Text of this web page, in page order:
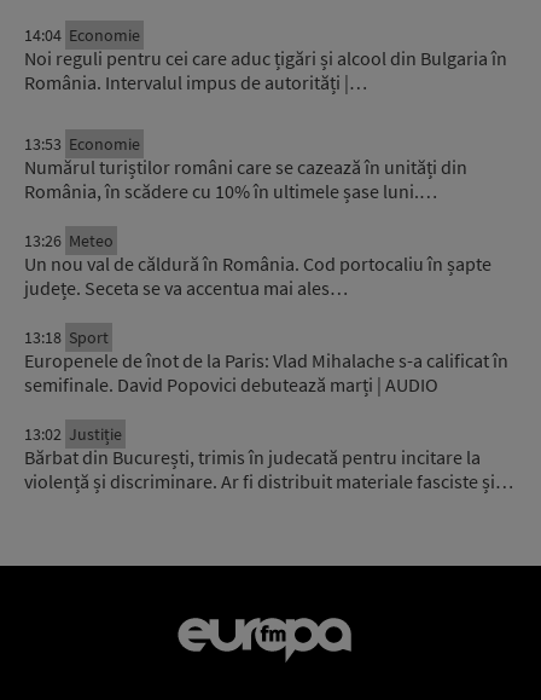
14:04 Economie
Noi reguli pentru cei care aduc țigări și alcool din Bulgaria în
România. Intervalul impus de autorități |…
13:53 Economie
Numărul turiștilor români care se cazează în unități din
România, în scădere cu 10% în ultimele șase luni.…
13:26 Meteo
Un nou val de căldură în România. Cod portocaliu în șapte
județe. Seceta se va accentua mai ales…
13:18 Sport
Europenele de înot de la Paris: Vlad Mihalache s-a calificat în
semifinale. David Popovici debutează marți | AUDIO
13:02 Justiție
Bărbat din București, trimis în judecată pentru incitare la
violență și discriminare. Ar fi distribuit materiale fasciste și…